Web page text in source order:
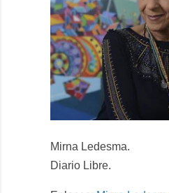
Mirna Ledesma.
Diario Libre.